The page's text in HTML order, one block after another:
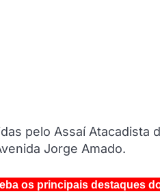
pelo Assaí Atacadista
Jorge Amado.
os principais destaques